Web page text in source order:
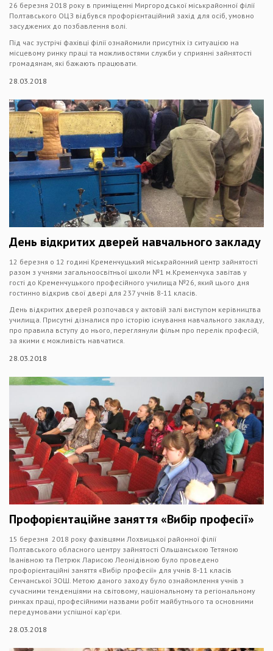
26 березня 2018 року в приміщенні Миргородської міськрайонної філії
Полтавського ОЦЗ відбувся профорієнтаційний захід для осіб, умовно
засуджених до позбавлення волi.
Під час зустрічі фахівці філії ознайомили присутніх із ситуацією на
місцевому ринку праці та можливостями служби у сприянні зайнятості
громадянам, які бажають працювати.
28.03.2018
День відкритих дверей навчального закладу
12 березня о 12 годині Кременчуцький міськрайонний центр зайнятості
разом з учнями загальноосвітньої школи №1 м.Кременчука завітав у
гості до Кременчуцького професійного училища №26, який цього дня
гостинно відкрив свої двері для 237 учнів 8-11 класів.
День відкритих дверей розпочався у актовій залі виступом керівництва
училища. Присутні дізналися про історію існування навчального закладу,
про правила вступу до нього, переглянули фільм про перелік професій,
за якими є можливість навчатися.
28.03.2018
Профорієнтаційне заняття «Вибір професії»
15 березня 2018 року фахівцями Лохвицької районної філії
Полтавського обласного центру зайнятості Ольшанською Тетяною
Іванівною та Петрюк Ларисою Леонідівною було проведено
профорієнтаційні заняття «Вибір професії» для учнів 8-11 класів
Сенчанської ЗОШ. Метою даного заходу було ознайомлення учнів з
сучасними тенденціями на світовому, національному та регіональному
ринках праці, професійними назвами робіт майбутнього та основними
передумовами успішної кар’єри.
28.03.2018